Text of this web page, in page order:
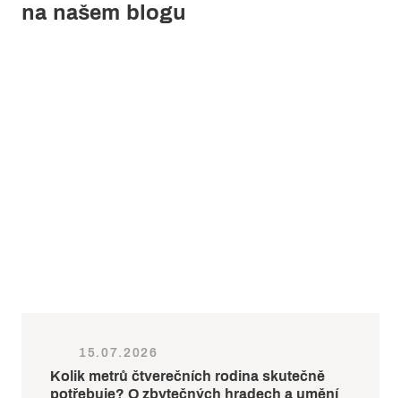
na našem blogu
15.07.2026
Kolik metrů čtverečních rodina skutečně
potřebuje? O zbytečných hradech a umění